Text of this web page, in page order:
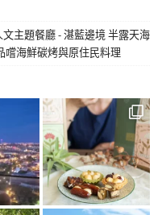
主題餐廳 - 湛藍邊境 半露天海
嚐海鮮碳烤與原住民料理